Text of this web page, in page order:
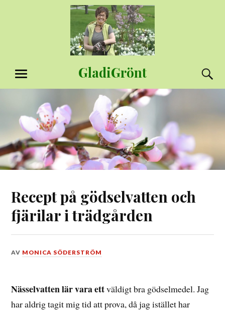
GladiGrönt
MENY
Recept på gödselvatten och
fjärilar i trädgården
DEN
2014
AV MONICA SÖDERSTRÖM
Nässelvatten lär vara ettväldigt bra gödselmedel. Jag
har aldrig tagit mig tid att prova, då jag istället har